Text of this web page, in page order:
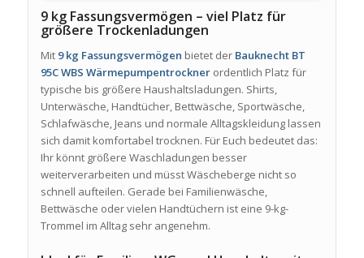
9 kg Fassungsvermögen – viel Platz für
größere Trockenladungen
Mit 9 kg Fassungsvermögen bietet der Bauknecht BT
95C WBS Wärmepumpentrocknerordentlich Platz für
typische bis größere Haushaltsladungen. Shirts,
Unterwäsche, Handtücher, Bettwäsche, Sportwäsche,
Schlafwäsche, Jeans und normale Alltagskleidung lassen
sich damit komfortabel trocknen. Für Euch bedeutet das:
Ihr könnt größere Waschladungen besser
weiterverarbeiten und müsst Wäscheberge nicht so
schnell aufteilen. Gerade bei Familienwäsche,
Bettwäsche oder vielen Handtüchern ist eine 9-kg-
Trommel im Alltag sehr angenehm.